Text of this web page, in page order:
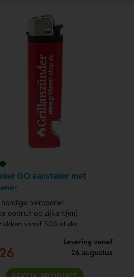
GO aansteker met
bieropener
opdruk op zijkant(en)
vanaf 500 stuks
Levering vanaf
26 augustus